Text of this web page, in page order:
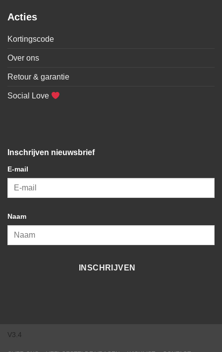
Acties
Kortingscode
Over ons
Retour & garantie
Social Love
Inschrijven nieuwsbrief
E-mail
Naam
INSCHRIJVEN
V3.4